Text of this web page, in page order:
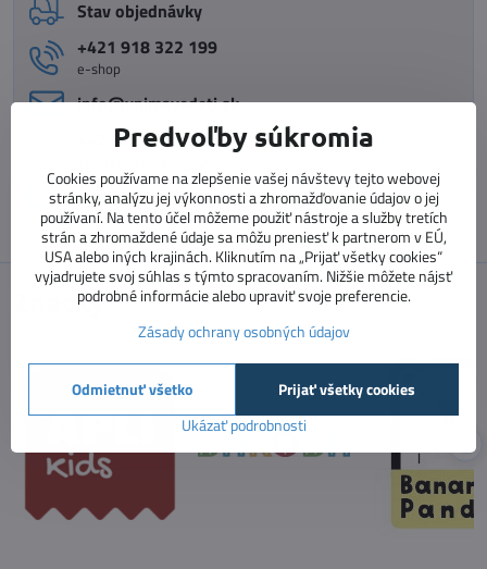
Stav objednávky
+421 918 322 199
e-shop
info​@vnimavedeti​.sk
+421 915 773 060
vzdelavanie​@prosolutions​.sk
Značky
Predvoľby súkromia
Cookies používame na zlepšenie vašej návštevy tejto webovej
stránky, analýzu jej výkonnosti a zhromažďovanie údajov o jej
používaní. Na tento účel môžeme použiť nástroje a služby tretích
strán a zhromaždené údaje sa môžu preniesť k partnerom v EÚ,
USA alebo iných krajinách. Kliknutím na „Prijať všetky cookies“
vyjadrujete svoj súhlas s týmto spracovaním. Nižšie môžete nájsť
podrobné informácie alebo upraviť svoje preferencie.
Zásady ochrany osobných údajov
Ukázať podrobnosti
Prijať všetky cookies
Odmietnuť všetko